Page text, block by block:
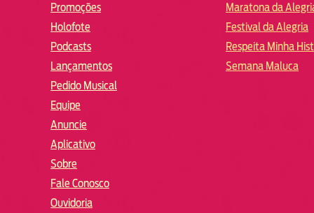
Promoções
Holofote
Podcasts
Lançamentos
Pedido Musical
Equipe
Anuncie
Aplicativo
Sobre
Fale Conosco
Ouvidoria
Maratona da
Festival da Alegria
Respeita Minha
Semana Maluca